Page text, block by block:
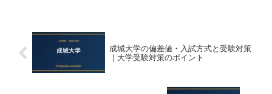
成城大学の偏差値・入試方式と受験対策
｜大学受験対策のポイント